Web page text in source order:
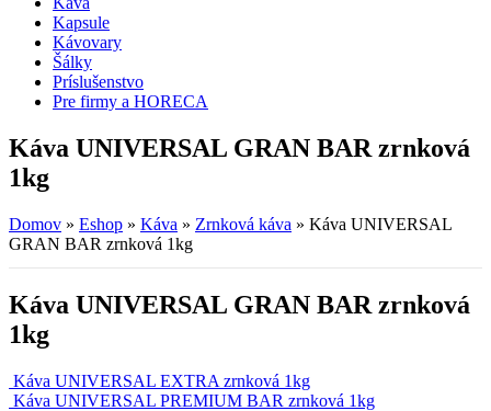
Kapsule
Kávovary
Šálky
Príslušenstvo
Pre firmy a HORECA
Káva UNIVERSAL GRAN BAR zrnková
1kg
Domov » Eshop » Káva » Zrnková káva » Káva UNIVERSAL
GRAN BAR zrnková 1kg
Káva UNIVERSAL GRAN BAR zrnková
1kg
Káva UNIVERSAL EXTRA zrnková 1kg
Káva UNIVERSAL PREMIUM BAR zrnková 1kg